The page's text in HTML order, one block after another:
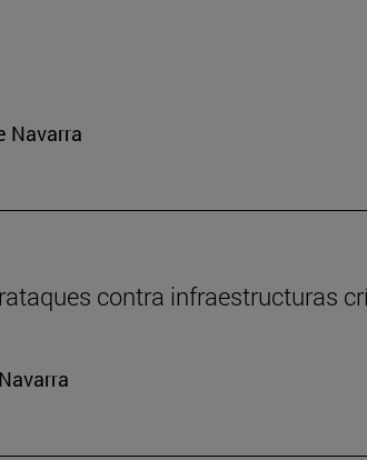
Navarra
contra infraestructuras